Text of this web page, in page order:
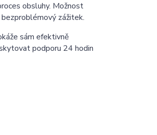
obsluhy. Možnost
zážitek.
sám efektivně
podporu 24 hodin